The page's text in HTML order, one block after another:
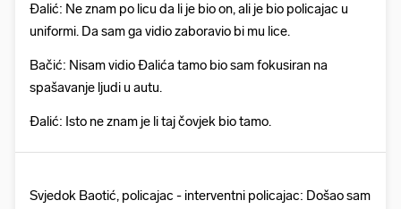
Đalić: Ne znam po licu da li je bio on, ali je bio policajac u
uniformi. Da sam ga vidio zaboravio bi mu lice.
Bačić: Nisam vidio Đalića tamo bio sam fokusiran na
spašavanje ljudi u autu.
Đalić: Isto ne znam je li taj čovjek bio tamo.
Svjedok Baotić, policajac - interventni policajac: Došao sam